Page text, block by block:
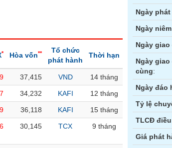
* Hòa vốn**
Tổ chức
phát hành
Thời hạn
37,415 VND 14 tháng
34,232 KAFI 12 tháng
36,118 KAFI 15 tháng
30,145 TCX 9 tháng
Ngày
Ngày
Ngày
Ngày
cùng:
Ngày đáo
Tỷ lệ
TLCĐ
Giá phát
Hợp đồng tương lai Trái phiếu